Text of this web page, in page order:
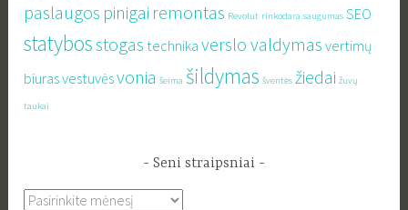
paslaugos pinigai remontas Revolut rinkodara saugumas SEO
statybosstogas technika verslo valdymas vertimų
biurasvestuvėsvonia šeima šildymas šventės žiedai žuvų
taukai
Seni straipsniai
Seni